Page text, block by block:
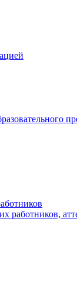
работников,